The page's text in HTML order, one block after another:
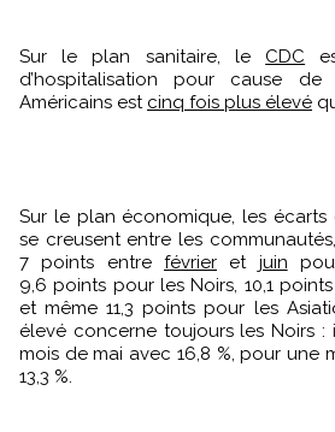
Sur le plan sanitaire, le CDC
d’hospitalisation pour cause
Américains est cinq fois plus élevé
Sur le plan économique, les
se creusent entre les
7 points entre février et juin
9,6 points pour les Noirs, 10,1
et même 11,3 points pour les
élevé concerne toujours les Noirs
mois de mai avec 16,8 %, pour une
13,3 %.